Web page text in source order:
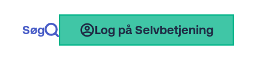
Søg Log på Selvbetjening